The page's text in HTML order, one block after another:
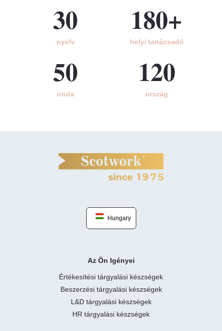
30
nyelv
180+
helyi tanácsadó
50
iroda
120
ország
Hungary
Az Ön Igényei
Értékesítési tárgyalási készségek
Beszerzési tárgyalási készségek
L&D tárgyalási készségek
HR tárgyalási készségek